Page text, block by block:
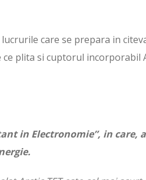
care se prepara in
plita si cuptorul incorporabil
in Electronomie”, in care,